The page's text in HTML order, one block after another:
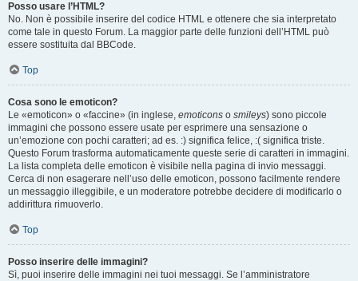
Posso usare l’HTML?
No. Non è possibile inserire del codice HTML e ottenere che sia interpretato
come tale in questo Forum. La maggior parte delle funzioni dell’HTML può
essere sostituita dal BBCode.
Top
Cosa sono le emoticon?
Le «emoticon» o «faccine» (in inglese, emoticons o smileys) sono piccole
immagini che possono essere usate per esprimere una sensazione o
un’emozione con pochi caratteri; ad es. :) significa felice, :( significa triste.
Questo Forum trasforma automaticamente queste serie di caratteri in immagini.
La lista completa delle emoticon è visibile nella pagina di invio messaggi.
Cerca di non esagerare nell’uso delle emoticon, possono facilmente rendere
un messaggio illeggibile, e un moderatore potrebbe decidere di modificarlo o
addirittura rimuoverlo.
Top
Posso inserire delle immagini?
Sì, puoi inserire delle immagini nei tuoi messaggi. Se l’amministratore